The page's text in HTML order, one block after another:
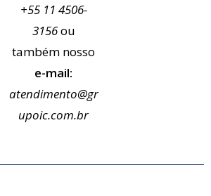
+55 11 4506-
3156ou
também nosso
e-mail:
atendimento@gr
upoic.com.br